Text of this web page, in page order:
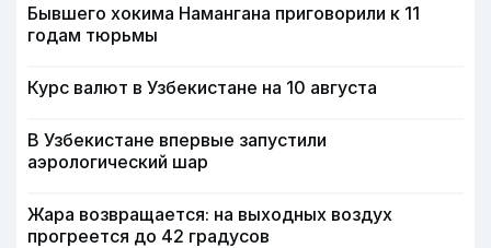
Бывшего хокима Намангана приговорили к 11
годам тюрьмы
Курс валют в Узбекистане на 10 августа
В Узбекистане впервые запустили
аэрологический шар
Жара возвращается: на выходных воздух
прогреется до 42 градусов